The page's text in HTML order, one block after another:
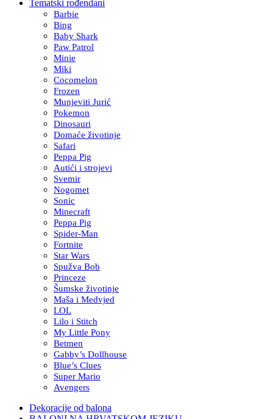
Tematski rođendani
Barbie
Bing
Baby Shark
Paw Patrol
Minie
Miki
Cocomelon
Frozen
Munjeviti Jurić
Pokemon
Dinosauri
Domaće životinje
Safari
Peppa Pig
Autići i strojevi
Svemir
Nogomet
Sonic
Minecraft
Peppa Pig
Spider-Man
Fortnite
Star Wars
Spužva Bob
Princeze
Šumske životinje
Maša i Medvjed
LOL
Lilo i Stitch
My Little Pony
Betmen
Gabby’s Dollhouse
Blue’s Clues
Super Mario
Avengers
Dekoracije od balona